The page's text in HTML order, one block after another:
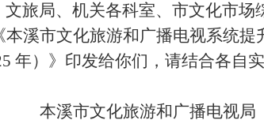
文旅局、机关各科室、市文化市场
本溪市文化旅游和广播电视系统
年）》印发给你们，请结合各自
本溪市文化旅游和广播电视局